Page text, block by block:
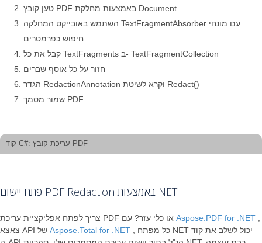
טען קובץ PDF באמצעות מחלקת Document
השתמש באובייקט המחלקה TextFragmentAbsorber עם מונחי
חיפוש כפרמטרים
קבל את כל TextFragments ב- TextFragmentCollection
חזור על כל אוסף שברים
הגדר RedactionAnnotation וקרא לשיטת Redact()
שמור מסמך PDF
קוד C#: עריכת קובץ PDF
פתח יישום PDF Redaction באמצעות NET
Aspose.PDF for .NET
Aspose.Total for .NET